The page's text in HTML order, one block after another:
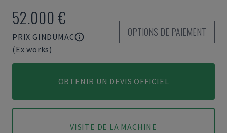
52.000 €
PRIX GINDUMAC
(Ex works)
OPTIONS DE PAIEMENT
OBTENIR UN DEVIS OFFICIEL
VISITE DE LA MACHINE